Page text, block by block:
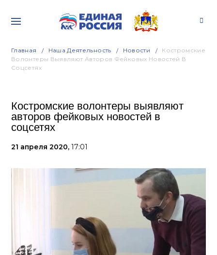
Главная Наша Деятельность Новости
Костромские
Волонтеры Выявляют Авторов Фейковых Новостей В
Соцсетях
Костромские волонтеры выявляют
авторов фейковых новостей в
соцсетях
21 апреля 2020, 17:01